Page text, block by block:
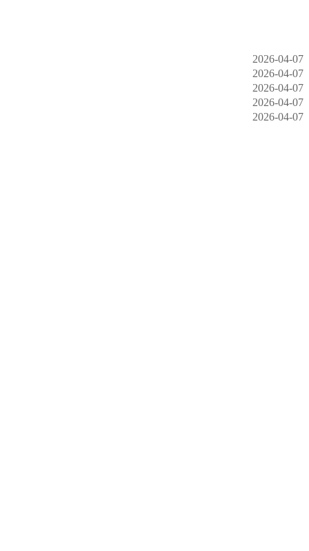
2026-04-07
2026-04-07
2026-04-07
2026-04-07
2026-04-07